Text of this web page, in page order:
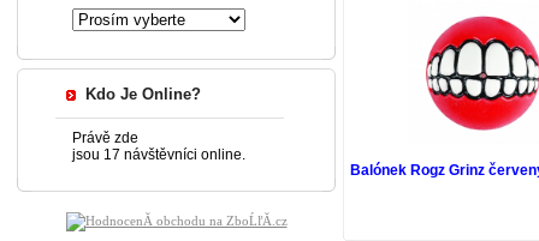
Kdo Je Online?
Právě zde
jsou 17 návštěvníci online.
Balónek Rogz Grinz